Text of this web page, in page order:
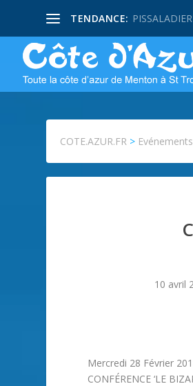
TENDANCE:
COTE.AZUR.FR > Evénements
10 avril
Mercredi 28 Février
CONFÉRENCE ‘LE